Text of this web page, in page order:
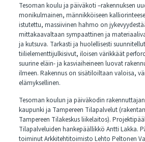
Tesoman koulu ja päiväkoti –rakennuksen
monikulmainen, männikköiseen
istutettu, massiivinen hahmo on
mittakaavaltaan sympaattinen ja
ja kutsuva. Tarkasti ja huolellisesti
tiilielementtijulkisivut, iloisen värikkäät
suurine eläin- ja kasviaiheineen luovat
ilmeen. Rakennus on sisätiloiltaan valoisa,
elämyksellinen.
Tesoman koulun ja päiväkodin
kaupunki ja Tampereen Tilapalvelut
Tampereen Tilakeskus liikelaitos).
Tilapalveluiden hankepäällikkö Antti Lakka.
toiminut Arkkitehtitoimisto Lehto Peltonen